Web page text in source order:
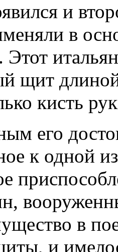
и
в
Этот
щит
кисть
его
к одной
в
и